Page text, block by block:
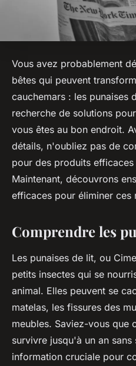
Vous avez probablement
bêtes qui peuvent
cauchemars : les punaises
recherche de solutions
vous êtes au bon endroit.
détails, n'oubliez pas de
pour des produits
Maintenant, découvrons
efficaces pour éliminer ces
Comprendre les
Les punaises de lit, ou
petits insectes qui se
animal. Elles peuvent se
matelas, les fissures des
meubles. Saviez-vous que
survivre jusqu'à un an
information cruciale pour